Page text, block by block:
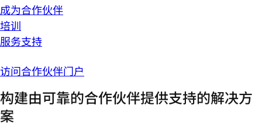
成为合作伙伴
培训
服务支持
访问合作伙伴门户
构建由可靠的合作伙伴提供支持的解决方
案